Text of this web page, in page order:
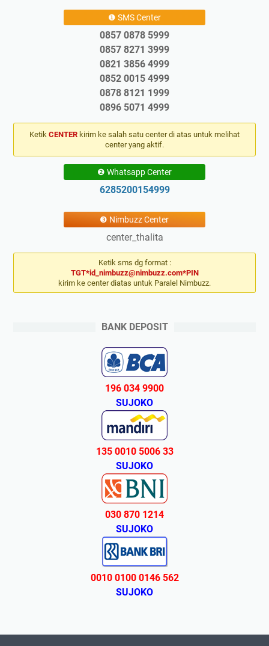
❶ SMS Center
0857 0878 5999
0857 8271 3999
0821 3856 4999
0852 0015 4999
0878 8121 1999
0896 5071 4999
Ketik CENTER kirim ke salah satu center di atas untuk melihat
center yang aktif.
❷ Whatsapp Center
6285200154999
❸ Nimbuzz Center
center_thalita
Ketik sms dg format :
TGT*id_nimbuzz@nimbuzz.com*PIN
kirim ke center diatas untuk Paralel Nimbuzz.
BANK DEPOSIT
196 034 9900
SUJOKO
135 0010 5006 33
SUJOKO
030 870 1214
SUJOKO
0010 0100 0146 562
SUJOKO